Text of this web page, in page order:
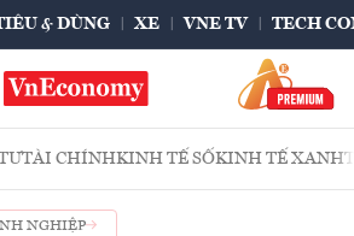
& DÙNG XE VNE TV TECH
TÀI CHÍNHKINH TẾ SỐKINH TẾ XANH
NGHIỆP